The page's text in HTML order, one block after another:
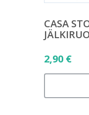
CASA
2,90 €